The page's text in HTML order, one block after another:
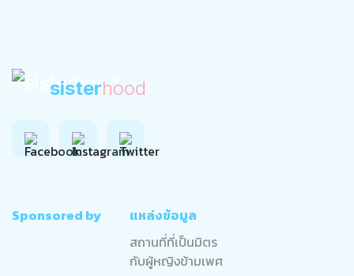
sisterhood
Sponsored by
แหล่งข้อมูล
สถานที่ที่เป็นมิตร
กับผู้หญิงข้ามเพศ